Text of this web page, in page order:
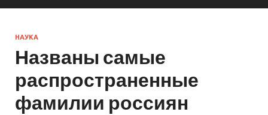
НАУКА
Названы самые
распространенные
фамилии россиян